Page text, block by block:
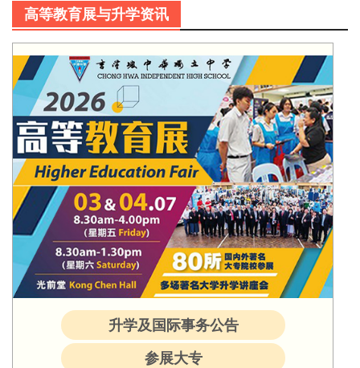
高等教育展与升学资讯
升学及国际事务公告
参展大专